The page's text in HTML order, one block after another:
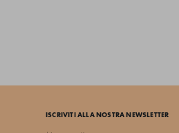
ISCRIVITI ALLA NOSTRA NEWSLETTER